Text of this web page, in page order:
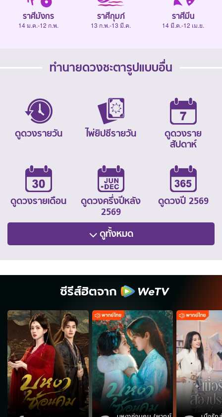
ราศีมังกร
14 ม.ค.-12 ก.พ.
ราศีกุมภ์
13 ก.พ.-13 มี.ค.
ราศีมีน
14 มี.ค.-12 เม.ย.
ทำนายดวงชะตารูปแบบอื่น
ดูดวงรายวัน ไพ่ยิปซีรายวัน
ดูดวงราย
สัปดาห์
ดูดวงรายเดือน
ดูดวงครึ่งปีหลัง
2569
ดูดวงปี 2569
ดูทั้งหมด
ซีรีส์ฮิตจาก